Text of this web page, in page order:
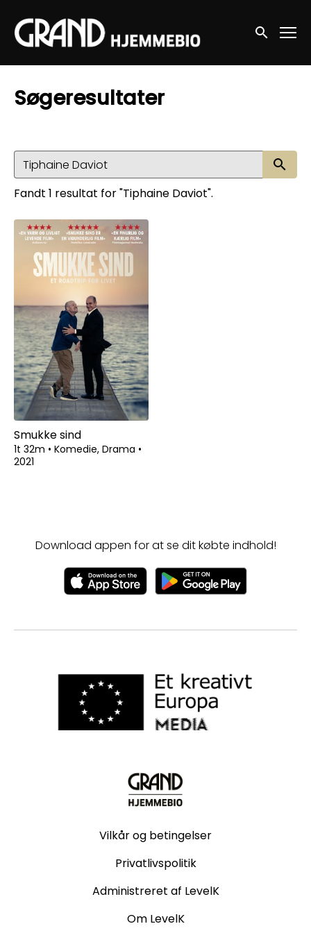
Accessibility Links
Søg nu
Søgeresultater
Fandt 1 resultat for "Tiphaine Daviot".
Smukke sind
1t 32m • Komedie, Drama •
2021
Download appen for at se dit købte indhold!
Vilkår og betingelser
Privatlivspolitik
Administreret af LevelK
Om LevelK